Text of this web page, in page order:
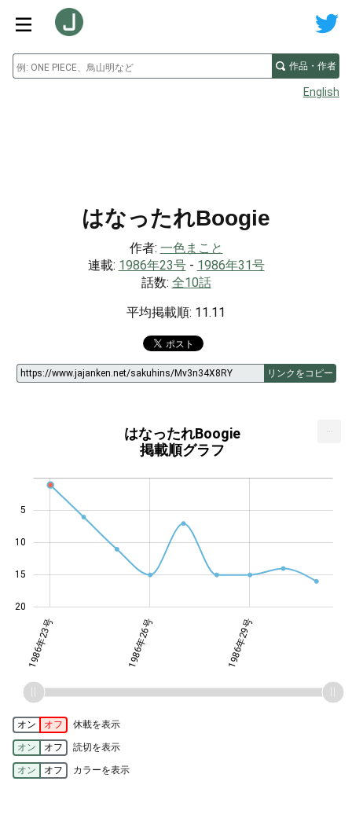
作品・作者
English
はなったれBoogie
作者: 一色まこと
連載: 1986年23号- 1986年31号
話数: 全10話
平均掲載順: 11.11
リンクをコピー
はなったれBoogie
掲載順グラフ
14
10
20
15
5
1986年23号 1986年26号 1986年29号
...
オン オフ 休載を表示
オン オフ 読切を表示
オン オフ カラーを表示